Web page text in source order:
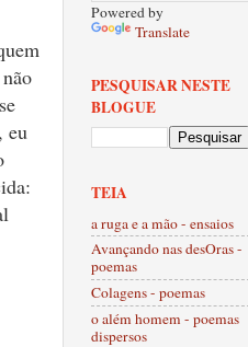
eu
Powered by
Translate
PESQUISAR NESTE
BLOGUE
TEIA
a ruga e a mão - ensaios
Avançando nas desOras -
poemas
Colagens - poemas
o além homem - poemas
dispersos